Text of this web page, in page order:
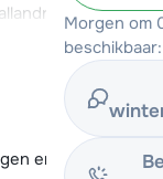
Morgen om
beschikbaar:
74 je in het
de uitgebreide
de Vanoise
skigebied van La
starten
kan
en heeft de